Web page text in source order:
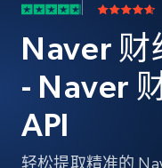
Naver 财
- Naver
API
轻松提取精准的